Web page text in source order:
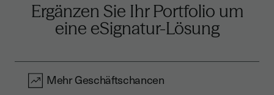
Ergänzen Sie Ihr Portfolio um
eine eSignatur-Lösung
Mehr Geschäftschancen